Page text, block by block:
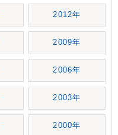
2012年
2009年
2006年
2003年
2000年